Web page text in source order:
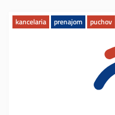
kancelaria prenajom puchov